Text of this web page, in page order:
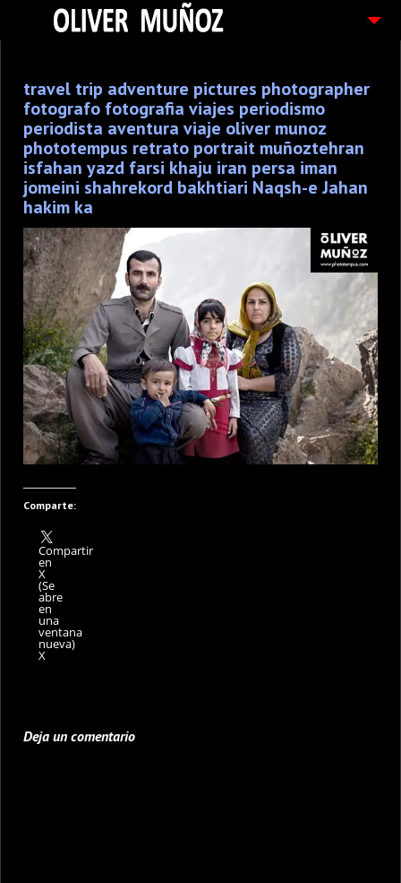
FOTOGRAFIAS
CONTACTO
PEDIDOS
travel trip adventure pictures photographer
fotografo fotografia viajes periodismo
periodista aventura viaje oliver munoz
phototempus retrato portrait muñoztehran
isfahan yazd farsi khaju iran persa iman
jomeini shahrekord bakhtiari Naqsh-e Jahan
hakim ka
Comparte:
Compartir
en
X
(Se
abre
en
una
ventana
nueva)
X
Deja un comentario